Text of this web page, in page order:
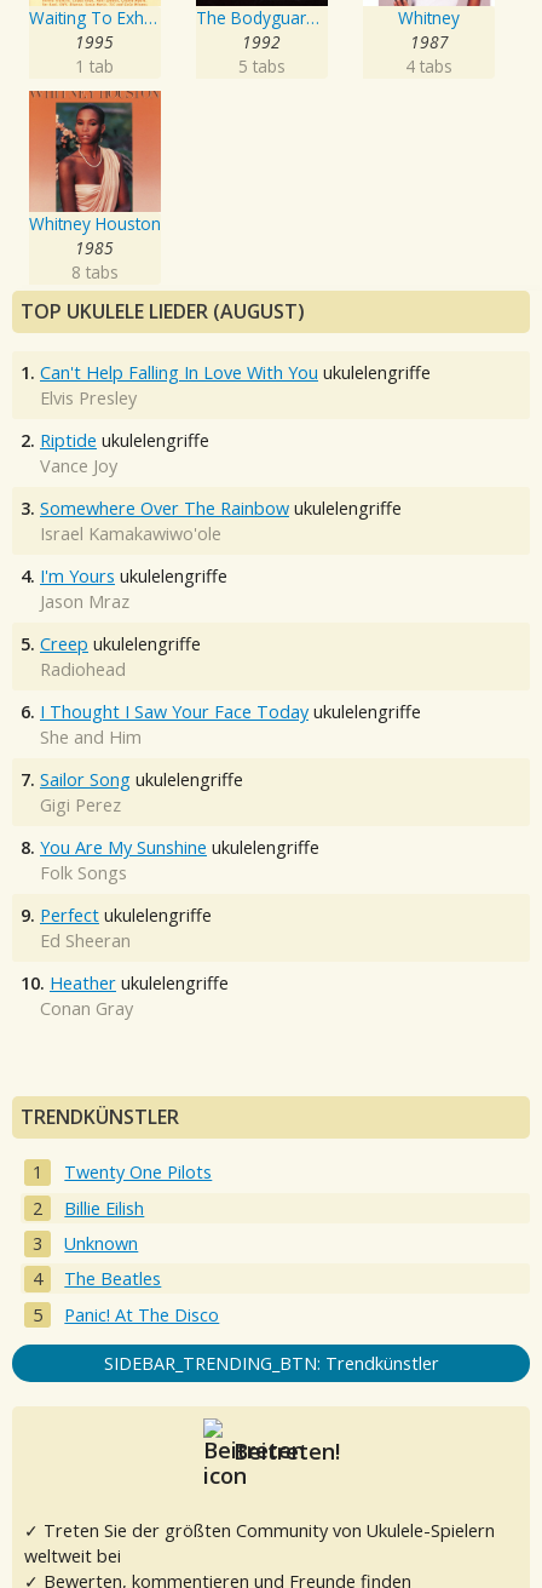
Waiting To Exhale
1995
1 tab
The Bodyguard - Original Soundtrack Album
1992
5 tabs
Whitney
1987
4 tabs
Whitney Houston
1985
8 tabs
TOP UKULELE LIEDER (AUGUST)
1. Can't Help Falling In Love With You ukulelengriffe
Elvis Presley
2. Riptide ukulelengriffe
Vance Joy
3. Somewhere Over The Rainbow ukulelengriffe
Israel Kamakawiwo'ole
4. I'm Yours ukulelengriffe
Jason Mraz
5. Creep ukulelengriffe
Radiohead
6. I Thought I Saw Your Face Today ukulelengriffe
She and Him
7. Sailor Song ukulelengriffe
Gigi Perez
8. You Are My Sunshine ukulelengriffe
Folk Songs
9. Perfect ukulelengriffe
Ed Sheeran
10. Heather ukulelengriffe
Conan Gray
TRENDKÜNSTLER
Twenty One Pilots
Billie Eilish
Unknown
The Beatles
Panic! At The Disco
SIDEBAR_TRENDING_BTN: Trendkünstler
Beitreten!
✓ Treten Sie der größten Community von Ukulele-Spielern
weltweit bei
✓ Bewerten, kommentieren und Freunde finden